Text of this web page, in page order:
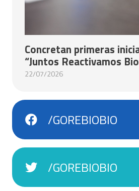
Concretan primeras
“Juntos Reactivamos
22/07/2026
/GOREBIOBIO
/GOREBIOBIO